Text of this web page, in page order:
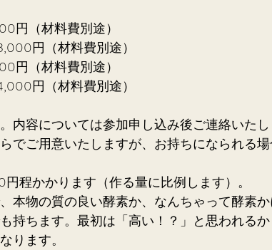
円（材料費別途）
2名様～：13,000円（材料費別途）
（材料費別途）
（材料費別途）
内容については参加申し込み後ご連絡いたし
でご用意いたしますが、お持ちになられる
程かかります（作る量に比例します）。
本物の質の良い酵素か、なんちゃって酵素
持ちます。最初は「高い！？」と思われるか
ります。